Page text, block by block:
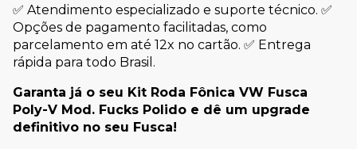
✅ Atendimento especializado e suporte técnico. ✅
Opções de pagamento facilitadas, como
parcelamento em até 12x no cartão. ✅ Entrega
rápida para todo Brasil.
Garanta já o seu Kit Roda Fônica VW Fusca
Poly-V Mod. Fucks Polido e dê um upgrade
definitivo no seu Fusca!